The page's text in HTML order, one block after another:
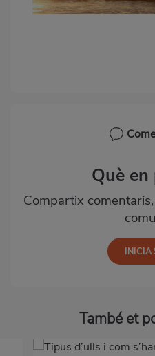
Què en
Compartix
També et